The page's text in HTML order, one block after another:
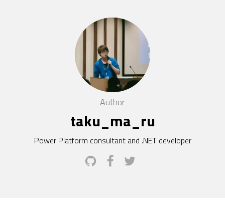
Author
taku_ma_ru
Power Platform consultant and .NET developer